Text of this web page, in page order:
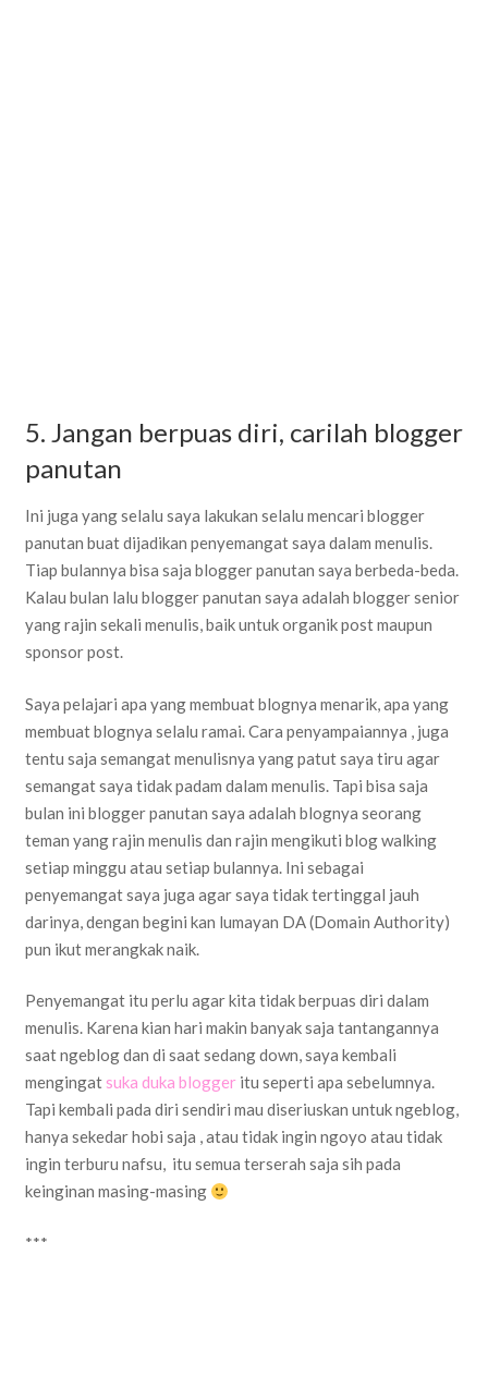
5. Jangan berpuas diri, carilah blogger
panutan
Ini juga yang selalu saya lakukan selalu mencari blogger
panutan buat dijadikan penyemangat saya dalam menulis.
Tiap bulannya bisa saja blogger panutan saya berbeda-beda.
Kalau bulan lalu blogger panutan saya adalah blogger senior
yang rajin sekali menulis, baik untuk organik post maupun
sponsor post.
Saya pelajari apa yang membuat blognya menarik, apa yang
membuat blognya selalu ramai. Cara penyampaiannya , juga
tentu saja semangat menulisnya yang patut saya tiru agar
semangat saya tidak padam dalam menulis. Tapi bisa saja
bulan ini blogger panutan saya adalah blognya seorang
teman yang rajin menulis dan rajin mengikuti blog walking
setiap minggu atau setiap bulannya. Ini sebagai
penyemangat saya juga agar saya tidak tertinggal jauh
darinya, dengan begini kan lumayan DA (Domain Authority)
pun ikut merangkak naik.
Penyemangat itu perlu agar kita tidak berpuas diri dalam
menulis. Karena kian hari makin banyak saja tantangannya
saat ngeblog dan di saat sedang down, saya kembali
mengingatsuka duka bloggeritu seperti apa sebelumnya.
Tapi kembali pada diri sendiri mau diseriuskan untuk ngeblog,
hanya sekedar hobi saja , atau tidak ingin ngoyo atau tidak
ingin terburu nafsu, itu semua terserah saja sih pada
keinginan masing-masing
***